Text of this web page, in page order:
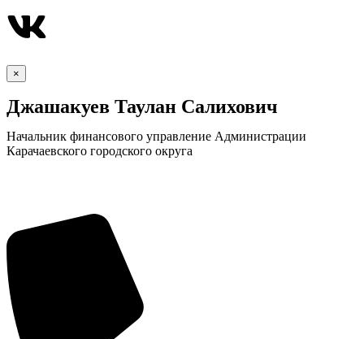
×
Джашакуев Таулан Салихович
Начальник финансового управление Администрации
Карачаевского городского округа